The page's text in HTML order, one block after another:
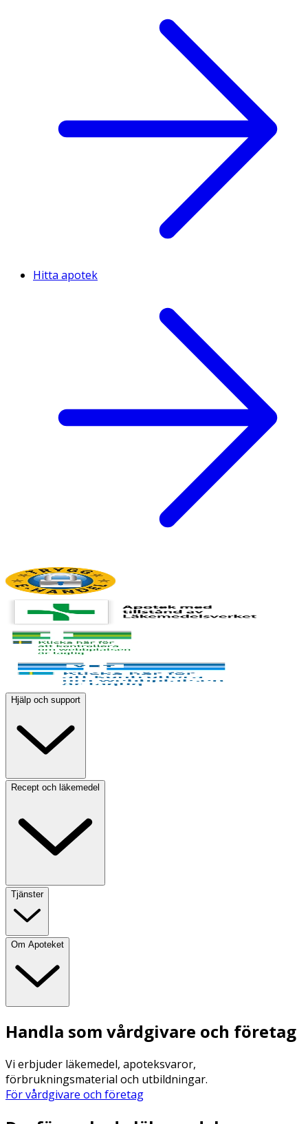
Hitta apotek
Hjälp och support
Recept och läkemedel
Tjänster
Om Apoteket
Handla som vårdgivare och företag
Vi erbjuder läkemedel, apoteksvaror,
förbrukningsmaterial och utbildningar.
För vårdgivare och företag